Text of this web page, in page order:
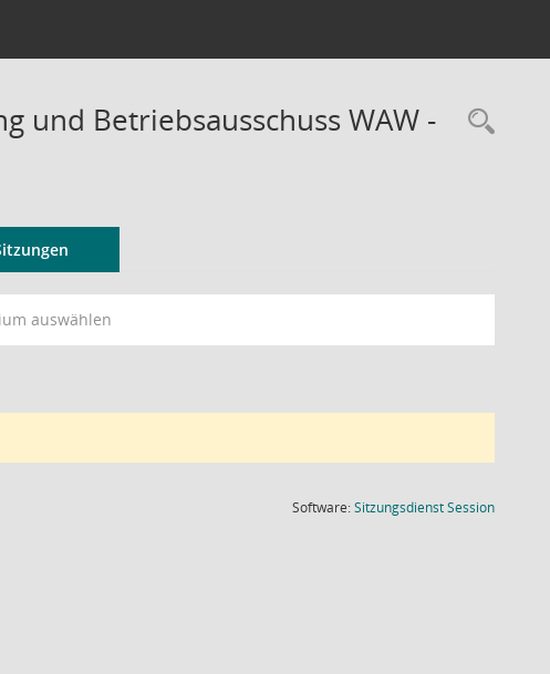
und Betriebsausschuss WAW -
auswählen
Software:SitzungsdienstSession(Wird in